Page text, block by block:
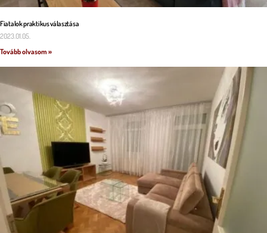
Fiatalok praktikus választása
2023.01.05.
Tovább olvasom »